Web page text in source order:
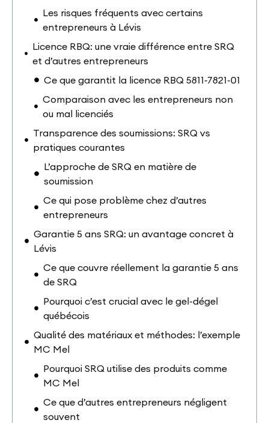
Les risques fréquents avec certains
entrepreneurs à Lévis
Licence RBQ: une vraie différence entre SRQ
et d’autres entrepreneurs
Ce que garantit la licence RBQ 5811-7821-01
Comparaison avec les entrepreneurs non
ou mal licenciés
Transparence des soumissions: SRQ vs
pratiques courantes
L’approche de SRQ en matière de
soumission
Ce qui pose problème chez d’autres
entrepreneurs
Garantie 5 ans SRQ: un avantage concret à
Lévis
Ce que couvre réellement la garantie 5 ans
de SRQ
Pourquoi c’est crucial avec le gel-dégel
québécois
Qualité des matériaux et méthodes: l’exemple
MC Mel
Pourquoi SRQ utilise des produits comme
MC Mel
Ce que d’autres entrepreneurs négligent
souvent